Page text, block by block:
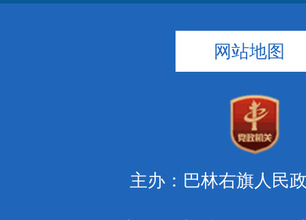
网站地图
主办：巴林右旗人民